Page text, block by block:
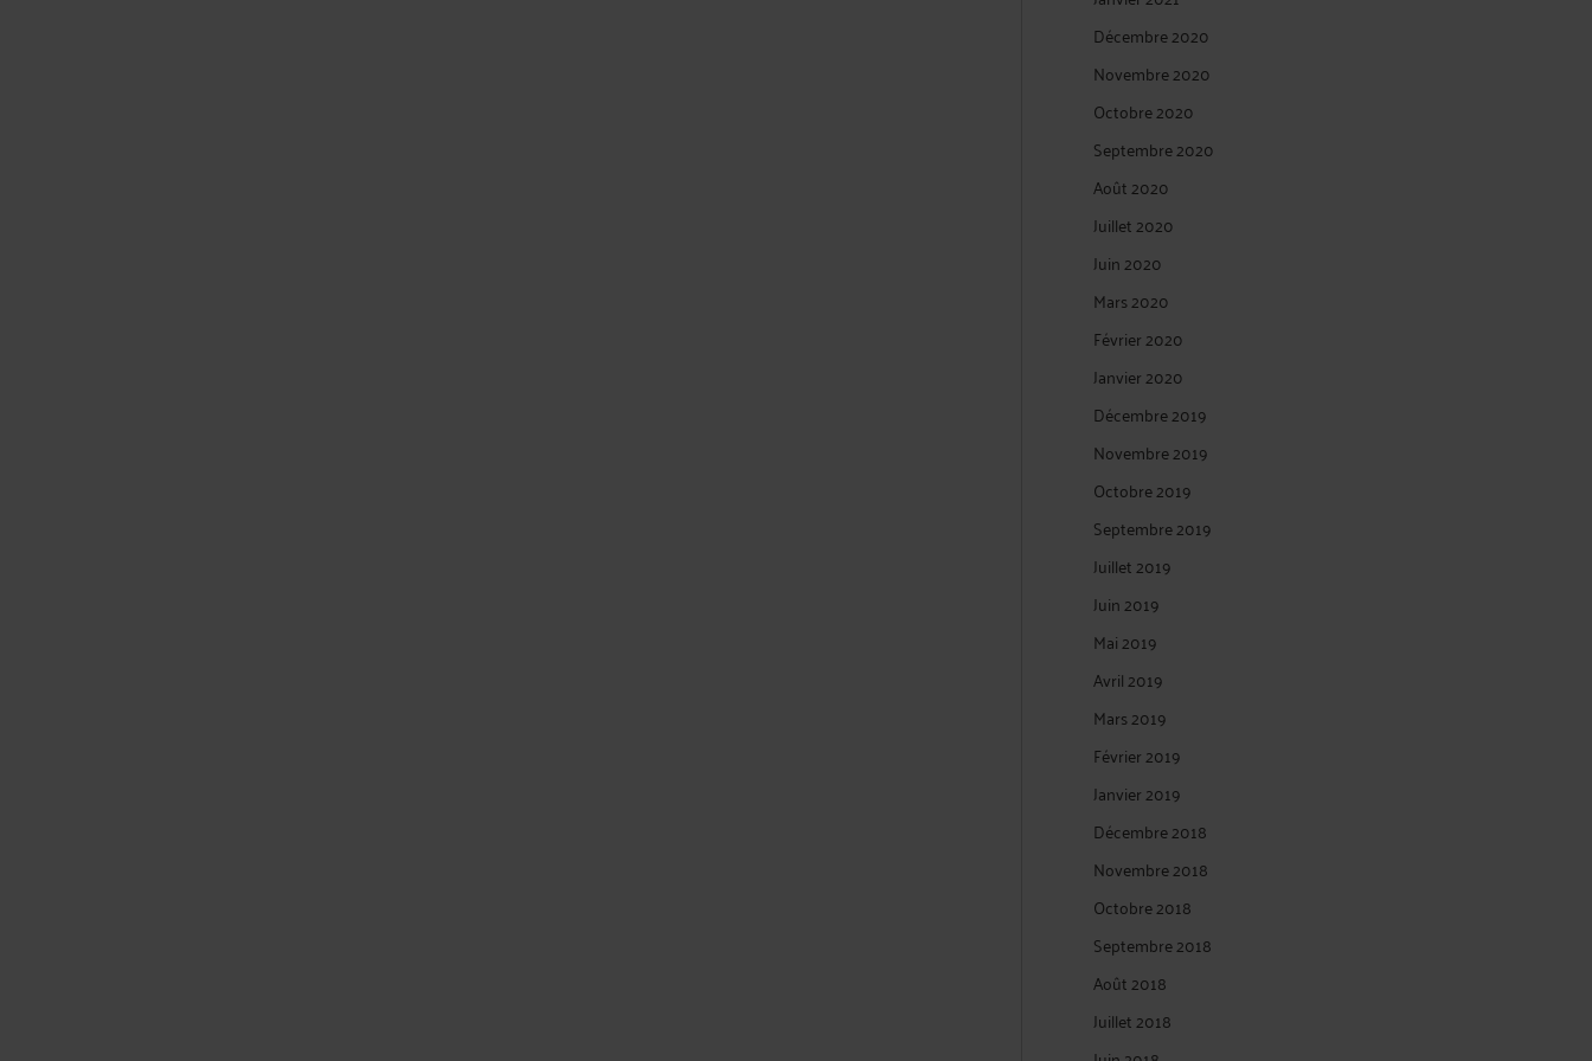
Décembre 2020
Novembre 2020
Octobre 2020
Septembre 2020
Août 2020
Juillet 2020
Juin 2020
Mars 2020
Février 2020
Janvier 2020
Décembre 2019
Novembre 2019
Octobre 2019
Septembre 2019
Juillet 2019
Juin 2019
Mai 2019
Avril 2019
Mars 2019
Février 2019
Janvier 2019
Décembre 2018
Novembre 2018
Octobre 2018
Septembre 2018
Août 2018
Juillet 2018